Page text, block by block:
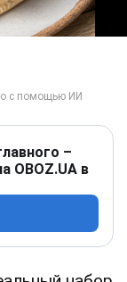
–
OBOZ.UA в